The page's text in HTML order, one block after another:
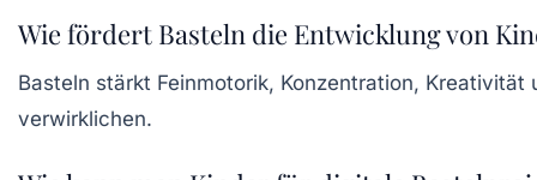
Wie fördert Basteln die Entwicklung von
Basteln stärkt Feinmotorik, Konzentration,
verwirklichen.